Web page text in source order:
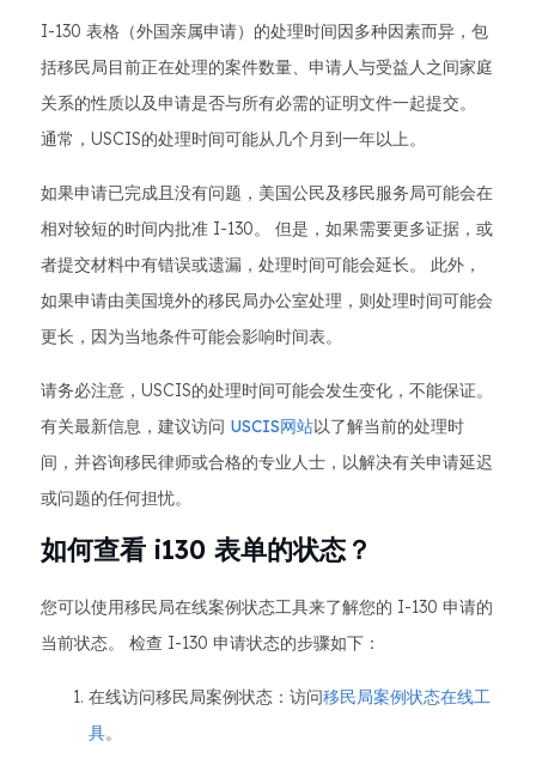
I-130 表格（外国亲属申请）的处理时间因多种因素而异，包
括移民局目前正在处理的案件数量、申请人与受益人之间家庭
关系的性质以及申请是否与所有必需的证明文件一起提交。
通常，USCIS的处理时间可能从几个月到一年以上。
如果申请已完成且没有问题，美国公民及移民服务局可能会在
相对较短的时间内批准 I-130。 但是，如果需要更多证据，或
者提交材料中有错误或遗漏，处理时间可能会延长。 此外，
如果申请由美国境外的移民局办公室处理，则处理时间可能会
更长，因为当地条件可能会影响时间表。
请务必注意，USCIS的处理时间可能会发生变化，不能保证。
有关最新信息，建议访问 USCIS网站以了解当前的处理时
间，并咨询移民律师或合格的专业人士，以解决有关申请延迟
或问题的任何担忧。
如何查看 i130 表单的状态？
您可以使用移民局在线案例状态工具来了解您的 I-130 申请的
当前状态。 检查 I-130 申请状态的步骤如下：
在线访问移民局案例状态：访问移民局案例状态在线工
具。